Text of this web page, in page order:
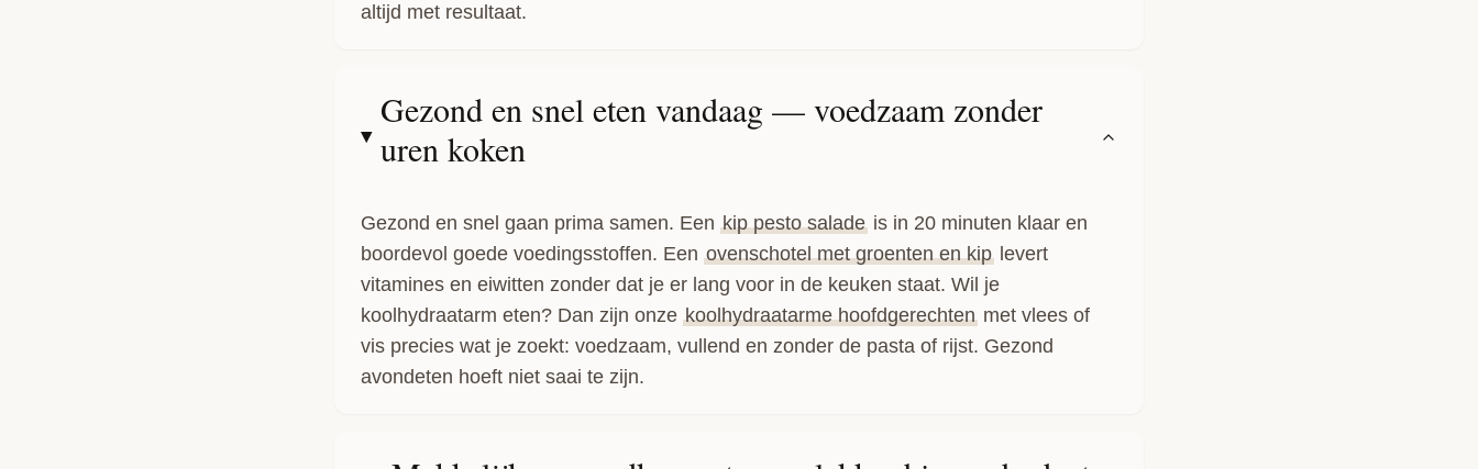
altijd met resultaat.
Gezond en snel eten vandaag — voedzaam zonder
uren koken
Gezond en snel gaan prima samen. Een kip pesto saladeis in 20 minuten klaar en
boordevol goede voedingsstoffen. Een ovenschotel met groenten en kiplevert
vitamines en eiwitten zonder dat je er lang voor in de keuken staat. Wil je
koolhydraatarm eten? Dan zijn onze koolhydraatarme hoofdgerechtenmet vlees of
vis precies wat je zoekt: voedzaam, vullend en zonder de pasta of rijst. Gezond
avondeten hoeft niet saai te zijn.